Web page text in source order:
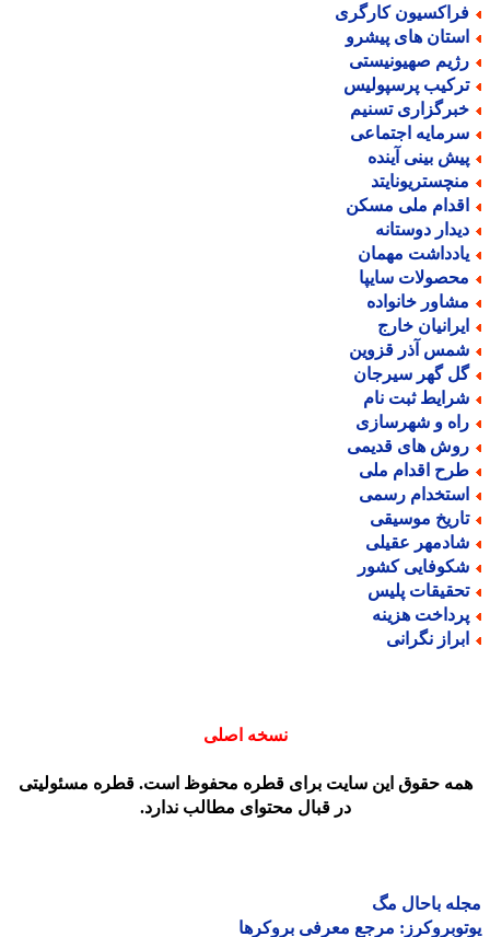
کارگری
های پیشرو
صهیونیستی
پرسپولیس
تسنیم
اجتماعی
بینی آینده
ملی مسکن
دوستانه
مهمان
سایپا
خانواده
خارج
آذر قزوین
گهر سیرجان
ثبت نام
و شهرسازی
های قدیمی
اقدام ملی
رسمی
موسیقی
عقیلی
کشور
پلیس
هزینه
نگرانی
نسخه اصلی
حقوق این سایت برای قطره محفوظ است. قطره مسئولیتی
در قبال محتوای مطالب ندارد.
باحال مگ
مرجع معرفی بروکرها